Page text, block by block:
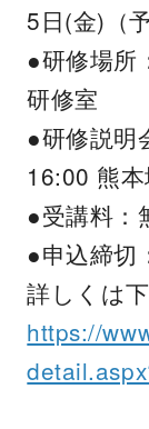
5日(金)（予
●研修場所
研修室
●研修説明
16:00 熊
●受講料：
●申込締切
詳しくは
https://